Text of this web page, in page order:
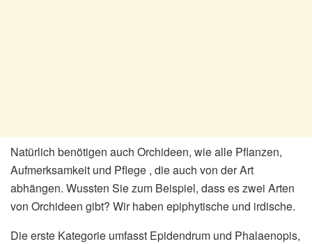
Natürlich benötigen auch Orchideen, wie alle Pflanzen,
Aufmerksamkeit und Pflege , die auch von der Art
abhängen. Wussten Sie zum Beispiel, dass es zwei Arten
von Orchideen gibt? Wir haben epiphytische und irdische.
Die erste Kategorie umfasst Epidendrum und Phalaenopis,